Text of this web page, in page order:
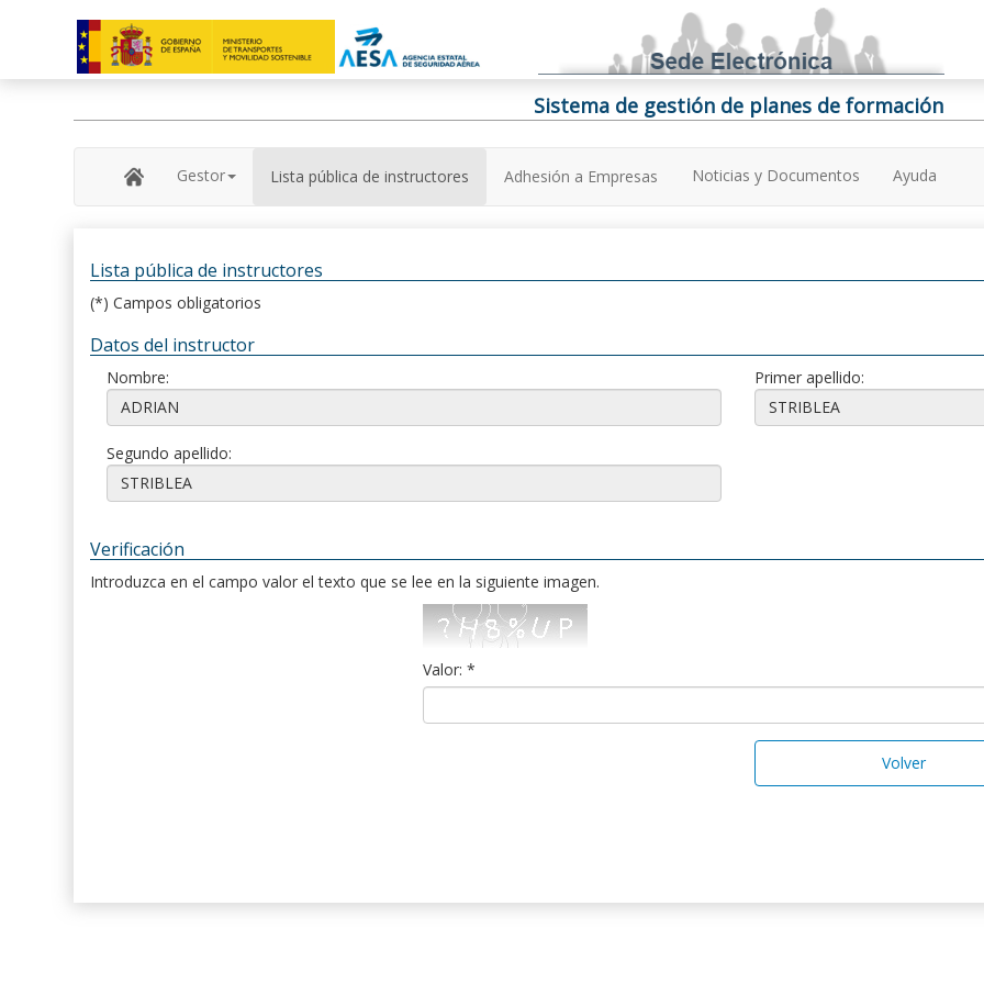
Sistema de gestión de planes de formación
Gestor Lista pública de instructores Adhesión a Empresas Noticias y Documentos Ayuda
Lista pública de instructores
(*) Campos obligatorios
Datos del instructor
Nombre: Primer apellido:
Segundo apellido:
Verificación
Introduzca en el campo valor el texto que se lee en la siguiente imagen.
Valor: *
Volver